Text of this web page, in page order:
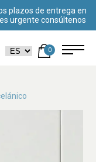
plazos de entrega en
urgente consúltenos
0